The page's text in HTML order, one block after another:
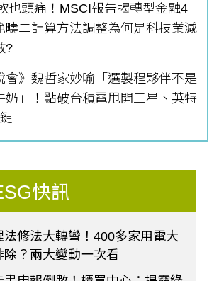
也頭痛！MSCI報告揭轉型金融4
疇二計算方法調整為何是科技業減
?
會》魏哲家妙喻「選製程夥伴不是
奶」！點破台積電甩開三星、英特
快訊
法修法大轉彎！400多家用電大
除？兩大變動一次看